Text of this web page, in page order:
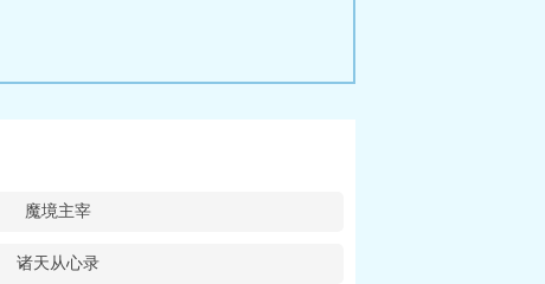
魔境主宰
诸天从心录